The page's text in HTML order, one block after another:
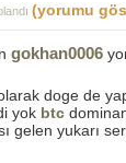
(yorumu
gokhan0006
doge de
yok btc
gelen yukarı